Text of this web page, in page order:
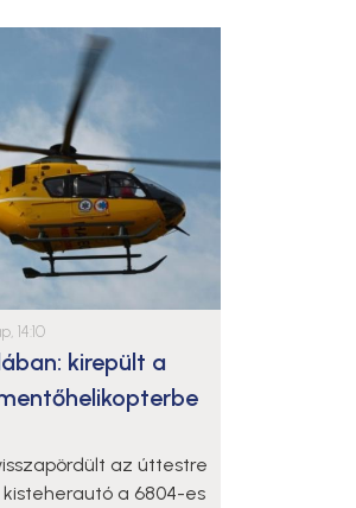
14:10
kirepült a
az úttestre
a 6804-es